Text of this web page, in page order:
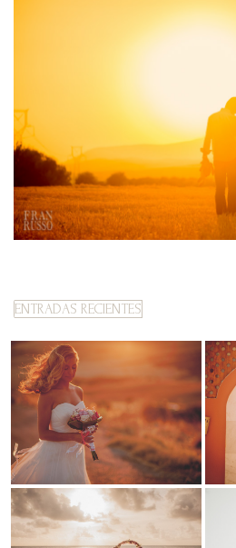
ENTRADAS RECIENTES